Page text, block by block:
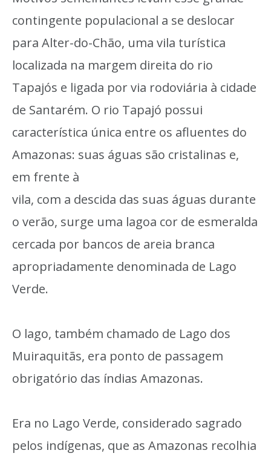
contingente populacional a se deslocar
para Alter-do-Chão, uma vila turística
localizada na margem direita do rio
Tapajós e ligada por via rodoviária à cidade
de Santarém. O rio Tapajó possui
característica única entre os afluentes do
Amazonas: suas águas são cristalinas e,
em frente à
vila, com a descida das suas águas durante
o verão, surge uma lagoa cor de esmeralda
cercada por bancos de areia branca
apropriadamente denominada de Lago
Verde.
O lago, também chamado de Lago dos
Muiraquitãs, era ponto de passagem
obrigatório das índias Amazonas.
Era no Lago Verde, considerado sagrado
pelos indígenas, que as Amazonas recolhia